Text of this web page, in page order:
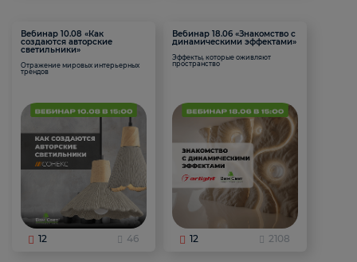
Вебинар 10.08 «Как
создаются авторские
светильники»
Отражение мировых интерьерных
трендов
12 46
Вебинар 18.06 «Знакомство с
динамическими эффектами»
Эффекты, которые оживляют
пространство
12 2108